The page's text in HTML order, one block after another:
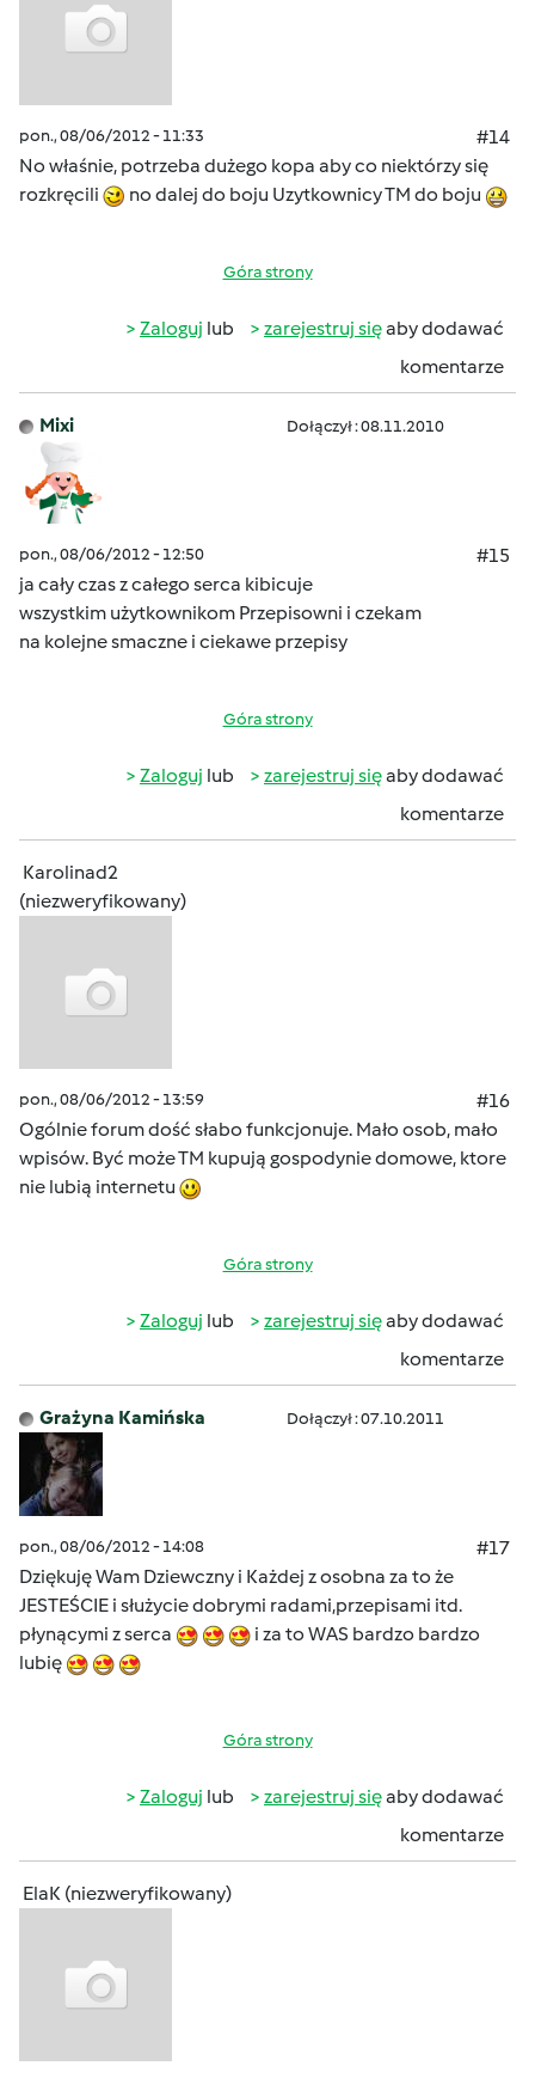
pon., 08/06/2012 - 11:33
#14
No właśnie, potrzeba dużego kopa aby co niektórzy się
rozkręcili
no dalej do boju Uzytkownicy TM do boju
Góra strony
Zaloguj lub zarejestruj sięaby dodawać
komentarze
Mixi Dołączył : 08.11.2010
pon., 08/06/2012 - 12:50
#15
ja cały czas z całego serca kibicuje
wszystkim użytkownikom Przepisowni i czekam
na kolejne smaczne i ciekawe przepisy
Góra strony
Zaloguj lub zarejestruj sięaby dodawać
komentarze
Karolinad2
(niezweryfikowany)
pon., 08/06/2012 - 13:59
#16
Ogólnie forum dość słabo funkcjonuje. Mało osob, mało
wpisów. Być może TM kupują gospodynie domowe, ktore
nie lubią internetu
Góra strony
Zaloguj lub zarejestruj sięaby dodawać
komentarze
Grażyna Kamińska Dołączył : 07.10.2011
pon., 08/06/2012 - 14:08
#17
Dziękuję Wam Dziewczny i Każdej z osobna za to że
JESTEŚCIE i służycie dobrymi radami,przepisami itd.
płynącymi z serca
i za to WAS bardzo bardzo
lubię
Góra strony
Zaloguj lub zarejestruj sięaby dodawać
komentarze
ElaK (niezweryfikowany)